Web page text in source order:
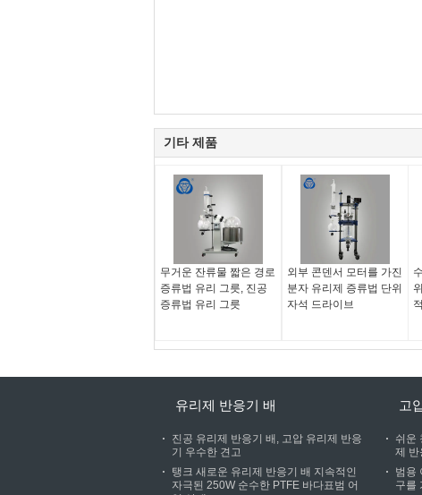
기타 제품
무거운 잔류물 짧은 경로
증류법 유리 그릇, 진공
증류법 유리 그릇
외부 콘덴서 모터를 가진
분자 유리제 증류법 단위
자석 드라이브
유리제 반응기 배
진공 유리제 반응기 배, 고압 유리제 반응
기 우수한 견고
탱크 새로운 유리제 반응기 배 지속적인
자극된 250W 순수한 PTFE 바다표범 어
고
쉬운
제 반
범용
구를